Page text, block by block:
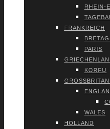
RHEIN-
FRANK­REICH
PARIS
KOR­FU
WALES
HOL­LAND